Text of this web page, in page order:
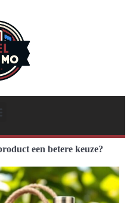
een betere keuze?